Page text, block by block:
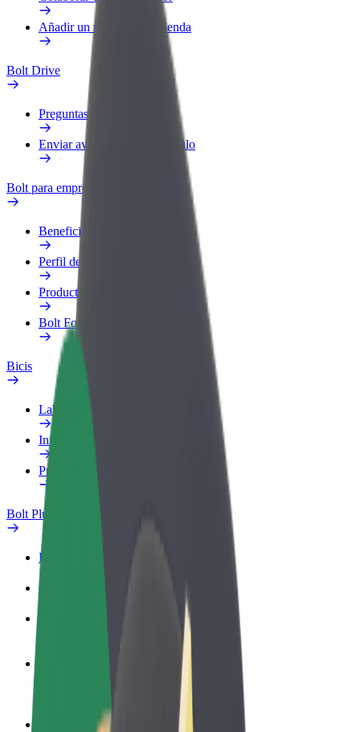
Añadir un restaurante o tienda
Bolt Drive
Preguntas frecuentes
Enviar aviso sobre un vehículo
Bolt para empresas
Beneficios
Perfil de trabajo
Productos
Bolt Food para empresas
Bicis
Laboratorio de seguridad
Informar de un problema
Preguntas frecuentes
Bolt Plus
Beneficios
Cómo unirse
Gana dinero colaborando con Bolt